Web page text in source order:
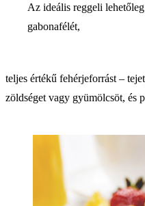
Az ideális reggeli
gabonafélét,
teljes értékű fehérjeforrást –
zöldséget vagy gyümölcsöt, és